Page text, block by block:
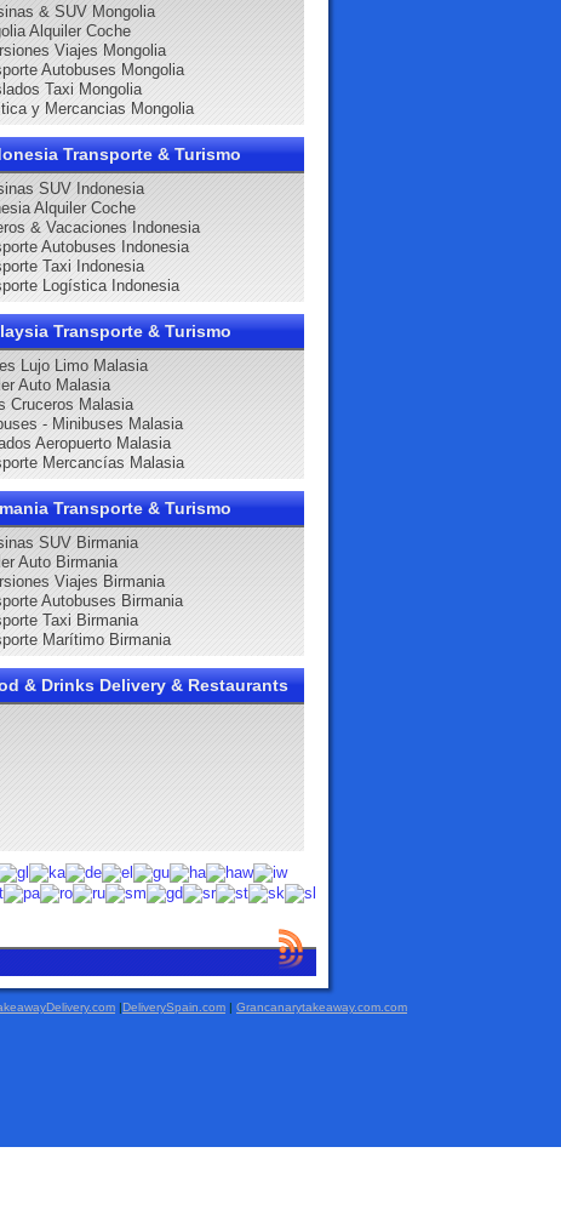
& SUV Mongolia
Alquiler Coche
Viajes Mongolia
Autobuses Mongolia
Taxi Mongolia
y Mercancias Mongolia
Transporte & Turismo
SUV Indonesia
Alquiler Coche
& Vacaciones Indonesia
Autobuses Indonesia
Taxi Indonesia
Logística Indonesia
Transporte & Turismo
Lujo Limo Malasia
Auto Malasia
Cruceros Malasia
- Minibuses Malasia
Aeropuerto Malasia
Mercancías Malasia
Transporte & Turismo
SUV Birmania
Auto Birmania
Viajes Birmania
Autobuses Birmania
Taxi Birmania
Marítimo Birmania
& Drinks Delivery & Restaurants
|DeliverySpain.com | Grancanarytakeaway.com.com